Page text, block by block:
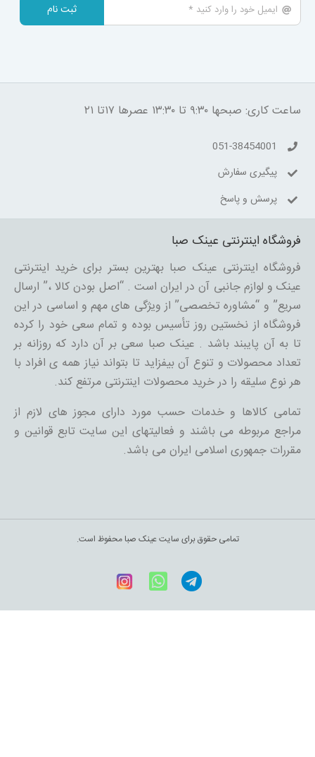
ثبت نام
ساعت کاری: صبحها ۹:۳۰ تا ۱۳:۳۰ عصرها ۱۷تا ۲۱
051-38454001
پیگیری سفارش
پرسش و پاسخ
فروشگاه اینترنتی عینک صبا
فروشگاه اینترنتی عینک صبا بهترین بستر برای خرید اینترنتی
عینک و لوازم جانبی آن در ایران است . “اصل بودن کالا ،” ارسال
سریع” و “مشاوره تخصصی” از ویژگی های مهم و اساسی در این
فروشگاه از نخستین روز تأسیس بوده و تمام سعی خود را کرده
تا به آن پایبند باشد . عینک صبا سعی بر آن دارد که روزانه بر
تعداد محصولات و تنوع آن بیفزاید تا بتواند نیاز همه ی افراد با
هر نوع سلیقه را در خرید محصولات اینترنتی مرتفع کند.
تمامی کالاها و خدمات حسب مورد دارای مجوز های لازم از
مراجع مربوطه می باشند و فعالیتهای این سایت تابع قوانین و
مقررات جمهوری اسلامی ایران می باشد.
تمامی حقوق برای سایت عینک صبا محفوظ است.
Telegram
WhatsApp
اینستاگرام